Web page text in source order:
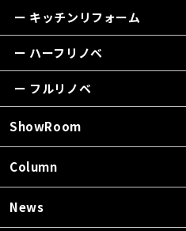
ー キッチンリフォーム
ー ハーフリノベ
ー フルリノベ
ShowRoom
Column
News